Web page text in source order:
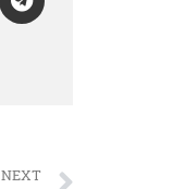
NEXT